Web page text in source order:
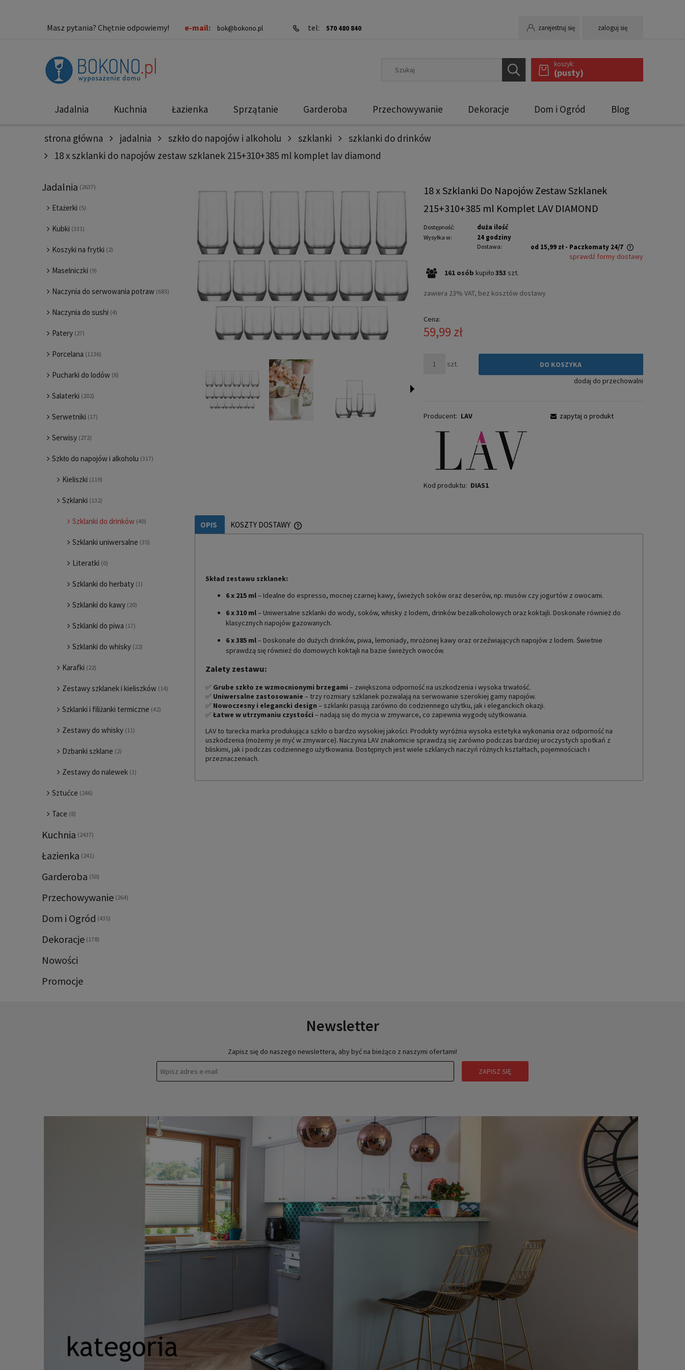
zarejestruj się zaloguj się
Masz pytania? Chętnie odpowiemy! e-mail: bok@bokono.pl tel: 570 480 840
koszyk:
(pusty)
Jadalnia Kuchnia Łazienka Sprzątanie Garderoba Przechowywanie Dekoracje Dom i Ogród Blog
Nowości Promocje
strona główna jadalnia szkło do napojów i alkoholu szklanki
szklanki do drinków
18 x szklanki do napojów zestaw szklanek 215+310+385 ml komplet lav diamond
Jadalnia (2637)
Etażerki (5)
Kubki (331)
Koszyki na frytki (2)
Maselniczki (9)
Naczynia do serwowania potraw (683)
Naczynia do sushi (4)
Patery (27)
Porcelana (1136)
Pucharki do lodów (8)
Salaterki (202)
Serwetniki (17)
Serwisy (272)
Szkło do napojów i alkoholu (317)
Kieliszki (119)
Szklanki (132)
Szklanki do drinków (40)
Szklanki uniwersalne (35)
Literatki (0)
Szklanki do herbaty (1)
Szklanki do kawy (20)
Szklanki do piwa (17)
Szklanki do whisky (22)
Karafki (22)
Zestawy szklanek i kieliszków (14)
Szklanki i filiżanki termiczne (42)
Zestawy do whisky (11)
Dzbanki szklane (2)
Zestawy do nalewek (1)
Sztućce (246)
Tace (8)
Kuchnia (2437)
Łazienka (241)
Garderoba (50)
Przechowywanie (264)
Dom i Ogród (435)
Dekoracje (178)
Nowości
Promocje
18 x Szklanki Do Napojów Zestaw Szklanek
215+310+385 ml Komplet LAV DIAMOND
Dostępność: duża ilość
Wysyłka w: 24 godziny
Dostawa: od 15,99 zł - Paczkomaty 24/7
Cena nie zawiera ewentualnych kosztów
sprawdź formy dostawy
161 osób kupiło353 szt.
zawiera 23% VAT, bez kosztów dostawy
Cena:
59,99 zł
szt.
DO KOSZYKA
dodaj do przechowalni
Producent: LAV
Kod produktu: DIAS1
zapytaj o produkt
OPIS KOSZTY DOSTAWY
Skład zestawu szklanek:
6 x 215 ml– Idealne do espresso, mocnej czarnej kawy, świeżych soków oraz deserów, np. musów czy jogurtów z owocami.
6 x 310 ml– Uniwersalne szklanki do wody, soków, whisky z lodem, drinków bezalkoholowych oraz koktajli. Doskonałe również do
klasycznych napojów gazowanych.
6 x 385 ml– Doskonałe do dużych drinków, piwa, lemoniady, mrożonej kawy oraz orzeźwiających napojów z lodem. Świetnie
sprawdzą się również do domowych koktajli na bazie świeżych owoców.
Zalety zestawu:
✅ Grube szkło ze wzmocnionymi brzegami – zwiększona odporność na uszkodzenia i wysoka trwałość.
✅ Uniwersalne zastosowanie – trzy rozmiary szklanek pozwalają na serwowanie szerokiej gamy napojów.
✅ Nowoczesny i elegancki design – szklanki pasują zarówno do codziennego użytku, jak i eleganckich okazji.
✅Łatwe w utrzymaniu czystości – nadają się do mycia w zmywarce, co zapewnia wygodę użytkowania.
LAV to turecka marka produkująca szkło o bardzo wysokiej jakości. Produkty wyróżnia wysoka estetyka wykonania oraz odporność na
uszkodzenia (możemy je myć w zmywarce). Naczynia LAV znakomicie sprawdzą się zarówno podczas bardziej uroczystych spotkań z
bliskimi, jak i podczas codziennego użytkowania. Dostępnych jest wiele szklanych naczyń różnych kształtach, pojemnościach i
przeznaczeniach.
Newsletter
Zapisz się do naszego newslettera, aby być na bieżąco z naszymi ofertami!
ZAPISZ SIĘ